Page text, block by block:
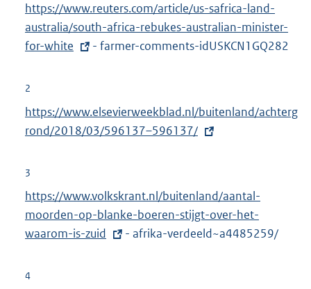
E
x
t
r
e
l
n
k
:
https://www.reuters.com/article/us-safrica-land-
australia/south-africa-rebukes-australian-minister-
for-white
- farmer-comments-idUSKCN1GQ282
2
E
x
e
n
e
l
n
https://www.elsevierweekblad.nl/buitenland/achterg
rond/2018/03/596137–596137/
3
E
x
t
r
https://www.volkskrant.nl/buitenland/aantal-
moorden-op-blanke-boeren-stijgt-over-het-
waarom-is-zuid
- afrika-verdeeld~a4485259/
4